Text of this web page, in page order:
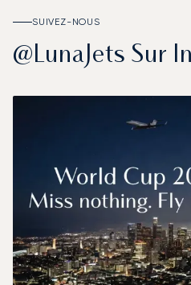
SUIVEZ-NOUS
@LunaJets Sur